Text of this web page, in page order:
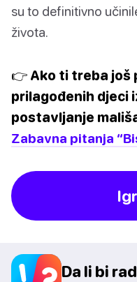
su to definitivno
života.
👉 Ako ti treba još
prilagođenih djeci
postavljanje
Zabavna pitanja
Da li bi